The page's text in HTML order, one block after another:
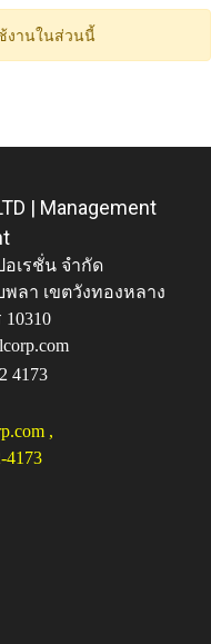
งานในส่วนนี้
| Management
เรชั่น จำกัด
ลา เขตวังทองหลาง
4173
,
4173